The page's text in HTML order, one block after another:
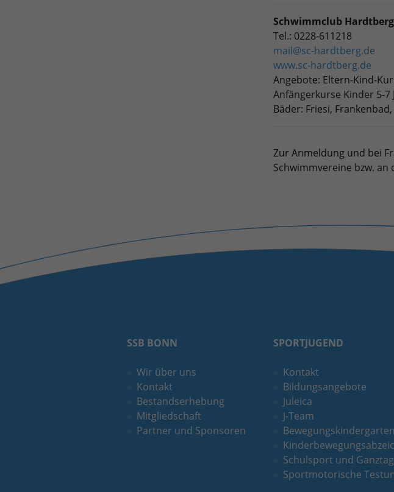
Schwimmclub Hardtberg
Tel.: 0228-611218
mail@sc-hardtberg.de
www.sc-hardtberg.de
Angebote: Eltern-Kind-
Anfängerkurse Kinder 5-7
Bäder: Friesi,
Zur Anmeldung und bei
Schwimmvereine bzw.
SSB BONN
Wir über uns
Kontakt
Bestandserhebung
Mitgliedschaft
Partner und Sponsoren
SPORTJUGEND
Kontakt
Bildungsangebote
Juleica
J-Team
Bewegungskindergarten
Schulsport und Ganztag
Sportmotorische